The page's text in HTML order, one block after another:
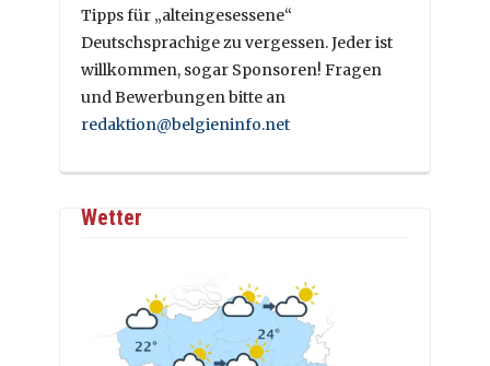
Tipps für „alteingesessene“
Deutschsprachige zu vergessen. Jeder ist
willkommen, sogar Sponsoren! Fragen
und Bewerbungen bitte an
redaktion@belgieninfo.net
Wetter